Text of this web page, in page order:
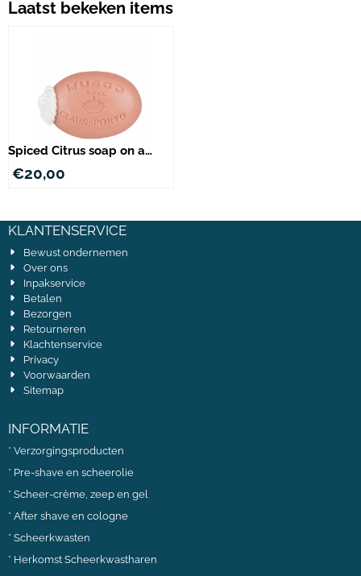
Laatst bekeken items
Spiced Citrus soap on a
€20,00
KLANTENSERVICE
Bewust ondernemen
Over ons
Inpakservice
Betalen
Bezorgen
Retourneren
Klachtenservice
Privacy
Voorwaarden
Sitemap
INFORMATIE
* Verzorgingsproducten
* Pre-shave en scheerolie
* Scheer-crème, zeep en gel
* After shave en cologne
* Scheerkwasten
* Herkomst Scheerkwastharen